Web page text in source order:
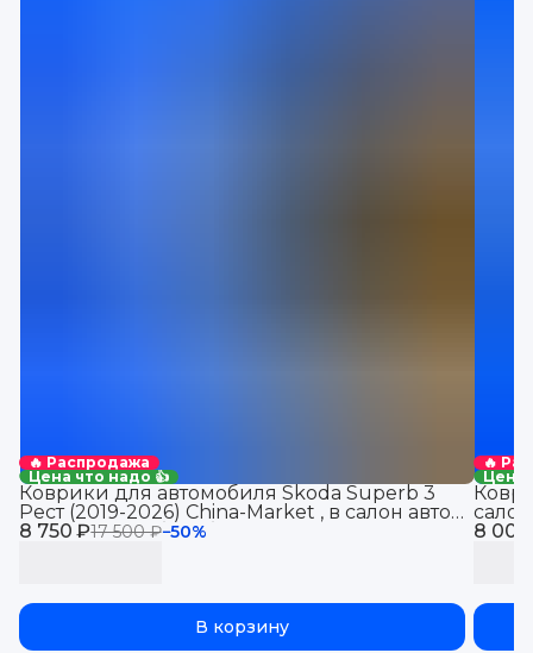
🔥 Распродажа
Цена что надо 👍
8 750 ₽17 500 ₽−50%
Коврики для автомобиля Skoda Superb 3
Рест (2019-2026) China-Market , в салон авто
Шкода Суперб 3 с бортиками, эва, eva
В корзину
🔥
Цена
8
эва,